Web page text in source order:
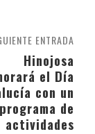
ENTRADA
Hinojosa
el Día
con un
de
actividades